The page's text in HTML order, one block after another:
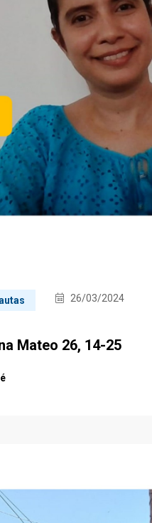
26/03/2024
Mateo 26, 14-25